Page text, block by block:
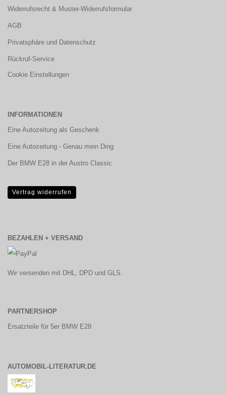
Widerrufsrecht & Muster-Widerrufsformular
AGB
Privatsphäre und Datenschutz
Rückruf-Service
Cookie Einstellungen
INFORMATIONEN
Eine Autozeitung als Geschenk
Eine Autozeitung - Genau mein Ding
Der BMW E28 in der Austro Classic
Vertrag widerrufen
BEZAHLEN + VERSAND
Wir versenden mit DHL, DPD und GLS.
PARTNERSHOP
Ersatzteile für 5er BMW E28
AUTOMOBIL-LITERATUR.DE